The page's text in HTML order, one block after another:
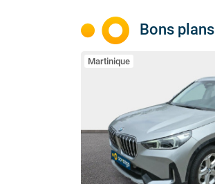
Bons plans
Martinique